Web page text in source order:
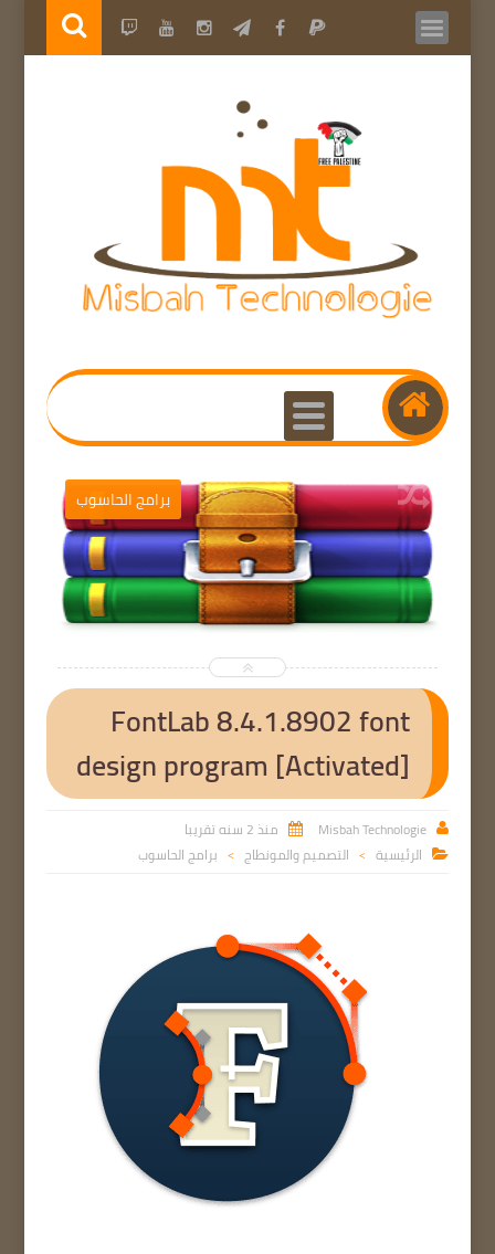
برامج الحاسوب
FontLab 8.4.1.8902 font
design program [Activated]

Misbah Technologie
 منذ 2 سنه تقريبا
 الرئيسية > التصميم والمونطاج > برامج الحاسوب